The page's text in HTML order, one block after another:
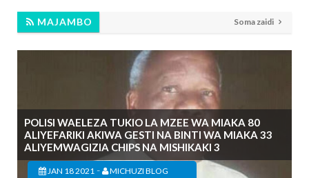
MAJAMBO Soma zaidi
POLISI WAELEZA TUKIO LA MZEE WA MIAKA 80
ALIYEFARIKI AKIWA GESTI NA BINTI WA MIAKA 33
ALIYEMWAGIZIA CHIPS NA MISHIKAKI 3
JAN 18 2021 - MICHUZI BLOG